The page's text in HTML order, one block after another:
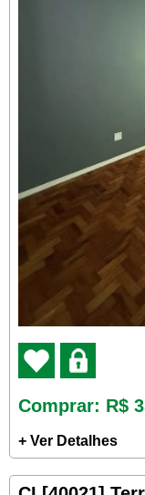
Comprar: R$
+ Ver Detalhes